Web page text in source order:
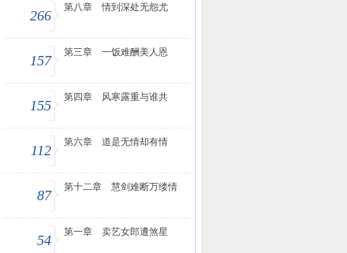
266
第八章 情到深处无怨尤
157
第三章 一饭难酬美人恩
155
第四章 风寒露重与谁共
112
第六章 道是无情却有情
87
第十二章 慧剑难断万缕情
54
第一章 卖艺女郎遭煞星